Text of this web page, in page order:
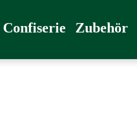
Confiserie Zubehör